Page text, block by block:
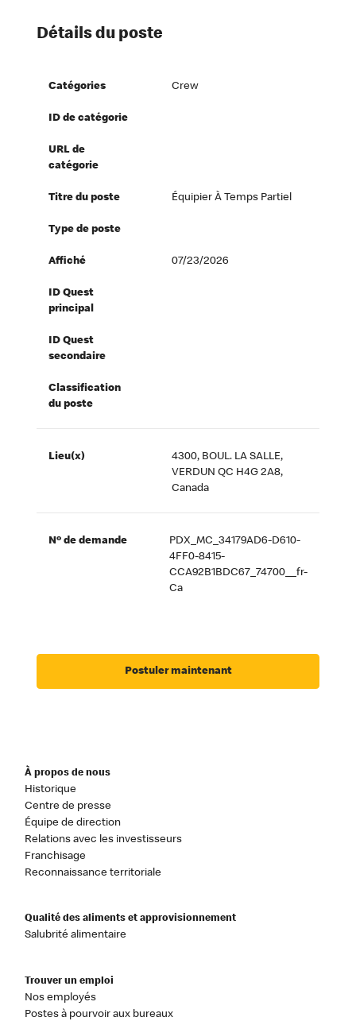
Détails du poste
Catégories Crew
ID de catégorie
URL de
catégorie
Titre du poste Équipier À Temps Partiel
Type de poste
Affiché 07/23/2026
ID Quest
principal
ID Quest
secondaire
Classification
du poste
Lieu(x)
4300, BOUL. LA SALLE,
VERDUN QC H4G 2A8,
Canada
Nº de demande
PDX_MC_34179AD6-D610-
4FF0-8415-
CCA92B1BDC67_74700__fr-
Ca
Postuler maintenant
À propos de nous
Historique
Centre de presse
Équipe de direction
Relations avec les investisseurs
Franchisage
Reconnaissance territoriale
Qualité des aliments et approvisionnement
Salubrité alimentaire
Trouver un emploi
Nos employés
Postes à pourvoir aux bureaux